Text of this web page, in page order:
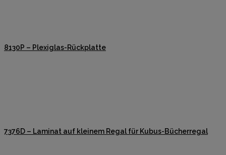
8130P – Plexiglas-Rückplatte
7376D – Laminat auf kleinem Regal für Kubus-Bücherregal